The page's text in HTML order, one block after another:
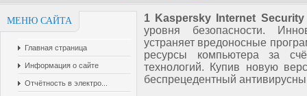
МЕНЮ САЙТА
Главная страница
Информация о сайте
Отчётность в электро...
1 Kaspersky Internet Security
уровня безопасности.
устраняет вредоносные
ресурсы компьютера за
технологий. Купив новую
беспрецедентный